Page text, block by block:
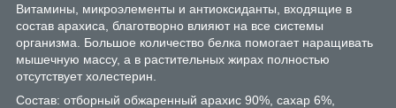
Витамины, микроэлементы и антиоксиданты, входящие в
состав арахиса, благотворно влияют на все системы
организма. Большое количество белка помогает наращивать
мышечную массу, а в растительных жирах полностью
отсутствует холестерин.
Состав: отборный обжаренный арахис 90%, сахар 6%,